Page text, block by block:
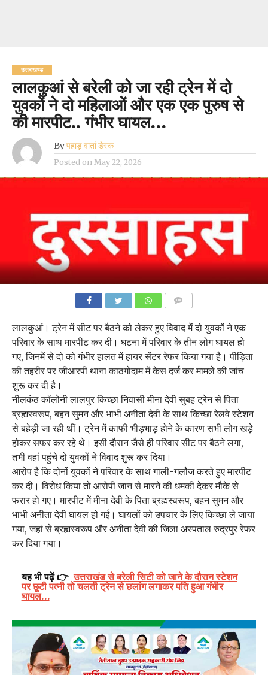
उत्तराखण्ड
लालकुआं से बरेली को जा रही ट्रेन में दो
युवकों ने दो महिलाओं और एक एक पुरुष से
की मारपीट.. गंभीर घायल…
Byपहाड़ वार्ता डेस्क
Posted on May 22, 2026
लालकुआं। ट्रेन में सीट पर बैठने को लेकर हुए विवाद में दो युवकों ने एक
परिवार के साथ मारपीट कर दी। घटना में परिवार के तीन लोग घायल हो
गए, जिनमें से दो को गंभीर हालत में हायर सेंटर रेफर किया गया है। पीड़िता
की तहरीर पर जीआरपी थाना काठगोदाम में केस दर्ज कर मामले की जांच
शुरू कर दी है।
नीलकंठ कॉलोनी लालपुर किच्छा निवासी मीना देवी सुबह ट्रेन से पिता
ब्रह्मस्वरूप, बहन सुमन और भाभी अनीता देवी के साथ किच्छा रेलवे स्टेशन
से बहेड़ी जा रही थीं। ट्रेन में काफी भीड़भाड़ होने के कारण सभी लोग खड़े
होकर सफर कर रहे थे। इसी दौरान जैसे ही परिवार सीट पर बैठने लगा,
तभी वहां पहुंचे दो युवकों ने विवाद शुरू कर दिया।
आरोप है कि दोनों युवकों ने परिवार के साथ गाली-गलौज करते हुए मारपीट
कर दी। विरोध किया तो आरोपी जान से मारने की धमकी देकर मौके से
फरार हो गए। मारपीट में मीना देवी के पिता ब्रह्मस्वरूप, बहन सुमन और
भाभी अनीता देवी घायल हो गईं। घायलों को उपचार के लिए किच्छा ले जाया
गया, जहां से ब्रह्मस्वरूप और अनीता देवी की जिला अस्पताल रुद्रपुर रेफर
कर दिया गया।
यह भी पढ़ें 👉 उत्तराखंड से बरेली सिटी को जाने के दौरान स्टेशन
पर छूटी पत्नी तो चलती ट्रेन से छलांग लगाकर पति हुआ गंभीर
घायल…